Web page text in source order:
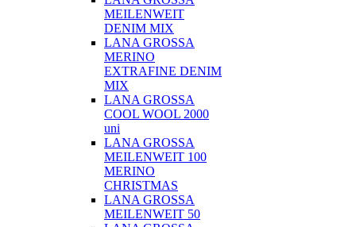
MEILENWEIT
DENIM MIX
LANA GROSSA
MERINO
EXTRAFINE DENIM
MIX
LANA GROSSA
COOL WOOL 2000
uni
LANA GROSSA
MEILENWEIT 100
MERINO
CHRISTMAS
LANA GROSSA
MEILENWEIT 50